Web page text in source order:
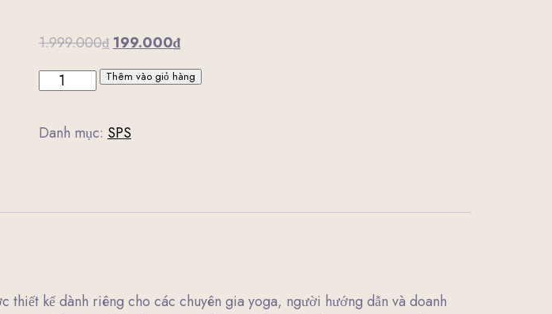
1.999.000₫ Giá
gốc
là:
199.000₫Giá
hiện
tại
Gói
Pack
Thêm vào giỏ hàng
Danh mục:SPS
thiết kế dành riêng cho các chuyên gia yoga, người hướng dẫn và doanh